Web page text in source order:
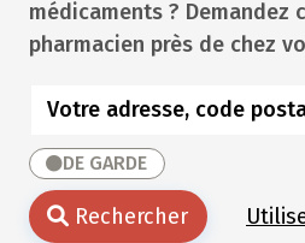
médicaments ? Demandez
pharmacien près de chez
DE GARDE
Rechercher